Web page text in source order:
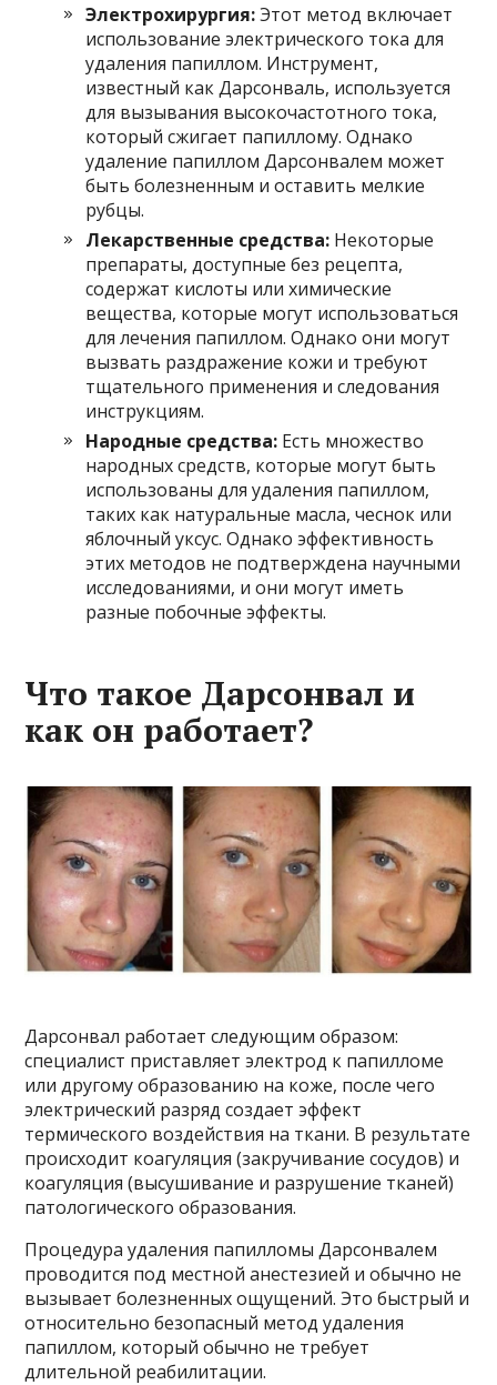
Электрохирургия:Этот метод включает
использование электрического тока для
удаления папиллом. Инструмент,
известный как Дарсонваль, используется
для вызывания высокочастотного тока,
который сжигает папиллому. Однако
удаление папиллом Дарсонвалем может
быть болезненным и оставить мелкие
рубцы.
Лекарственные средства: Некоторые
препараты, доступные без рецепта,
содержат кислоты или химические
вещества, которые могут использоваться
для лечения папиллом. Однако они могут
вызвать раздражение кожи и требуют
тщательного применения и следования
инструкциям.
Народные средства: Есть множество
народных средств, которые могут быть
использованы для удаления папиллом,
таких как натуральные масла, чеснок или
яблочный уксус. Однако эффективность
этих методов не подтверждена научными
исследованиями, и они могут иметь
разные побочные эффекты.
Что такое Дарсонвал и
как он работает?
Дарсонвал работает следующим образом:
специалист приставляет электрод к папилломе
или другому образованию на коже, после чего
электрический разряд создает эффект
термического воздействия на ткани. В результате
происходит коагуляция (закручивание сосудов) и
коагуляция (высушивание и разрушение тканей)
патологического образования.
Процедура удаления папилломы Дарсонвалем
проводится под местной анестезией и обычно не
вызывает болезненных ощущений. Это быстрый и
относительно безопасный метод удаления
папиллом, который обычно не требует
длительной реабилитации.